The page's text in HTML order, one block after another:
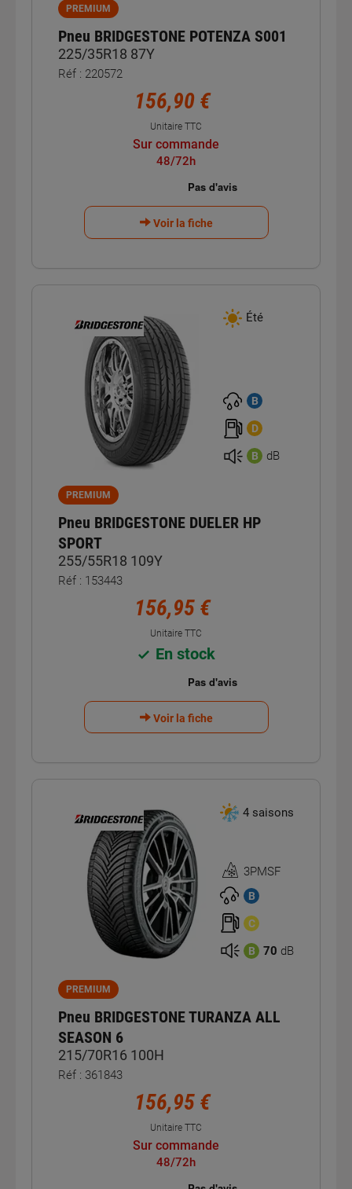
PREMIUM
Pneu BRIDGESTONE POTENZA S001
225/35R18 87Y
Réf : 220572
156,90 €
Unitaire TTC
Sur commande
48/72h
Voir la fiche
Été
B
D
B dB
PREMIUM
Pneu BRIDGESTONE DUELER HP
SPORT
255/55R18 109Y
Réf : 153443
156,95 €
Unitaire TTC
En stock
Voir la fiche
4 saisons
Homologation
3PMSF
3PMSF
B
C
B 70 dB
PREMIUM
Pneu BRIDGESTONE TURANZA ALL
SEASON 6
215/70R16 100H
Réf : 361843
156,95 €
Unitaire TTC
Sur commande
48/72h